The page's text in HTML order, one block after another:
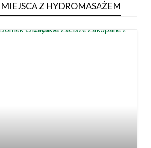
Z HYDROMASAŻEM